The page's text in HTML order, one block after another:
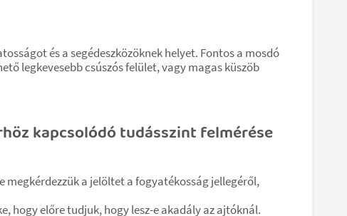
és a segédeszközöknek helyet. Fontos a mosdó
legkevesebb csúszós felület, vagy magas küszöb
kapcsolódó tudásszint felmérése
megkérdezzük a jelöltet a fogyatékosság jellegéről,
hogy előre tudjuk, hogy lesz-e akadály az ajtóknál.